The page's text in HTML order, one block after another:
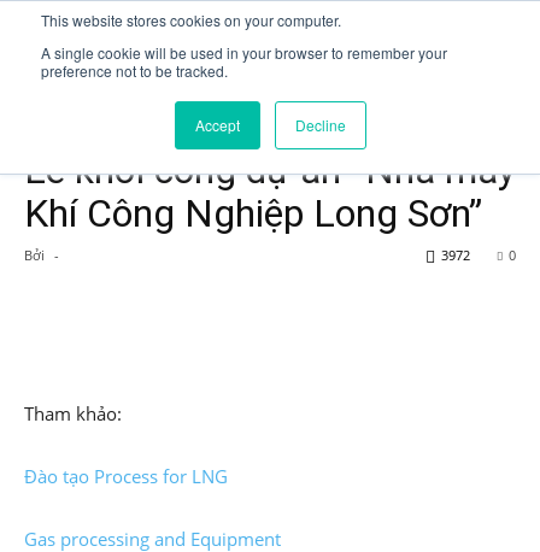
This website stores cookies on your computer.
A single cookie will be used in your browser to remember your
preference not to be tracked.
Accept Decline
Lễ khởi công dự án “Nhà máy
Khí Công Nghiệp Long Sơn”
Bởi - 0
3972
Tham khảo:
Đào tạo Process for LNG
Gas processing and Equipment